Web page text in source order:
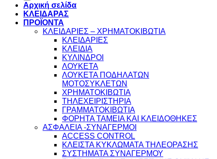
Αρχική σελίδα
ΚΛΕΙΔΑΡΑΣ
ΠΡΟΪΟΝΤΑ
ΚΛΕΙΔΑΡΙΕΣ – ΧΡΗΜΑΤΟΚΙΒΩΤΙΑ
ΚΛΕΙΔΑΡΙΕΣ
ΚΛΕΙΔΙΑ
ΚΥΛΙΝΔΡΟΙ
ΛΟΥΚΕΤΑ
ΛΟΥΚΕΤΑ ΠΟΔΗΛΑΤΩΝ
ΜΟΤΟΣΥΚΛΕΤΩΝ
ΧΡΗΜΑΤΟΚΙΒΩΤΙΑ
ΤΗΛΕΧΕΙΡΙΣΤΗΡΙΑ
ΓΡΑΜΜΑΤΟΚΙΒΩΤΙΑ
ΦΟΡΗΤΑ ΤΑΜΕΙΑ ΚΑΙ ΚΛΕΙΔΟΘΗΚΕΣ
ΑΣΦΑΛΕΙΑ -ΣΥΝΑΓΕΡΜΟΙ
ACCESS CONTROL
ΚΛΕΙΣΤΑ ΚΥΚΛΩΜΑΤΑ ΤΗΛΕΟΡΑΣΗΣ
ΣΥΣΤΗΜΑΤΑ ΣΥΝΑΓΕΡΜΟΥ